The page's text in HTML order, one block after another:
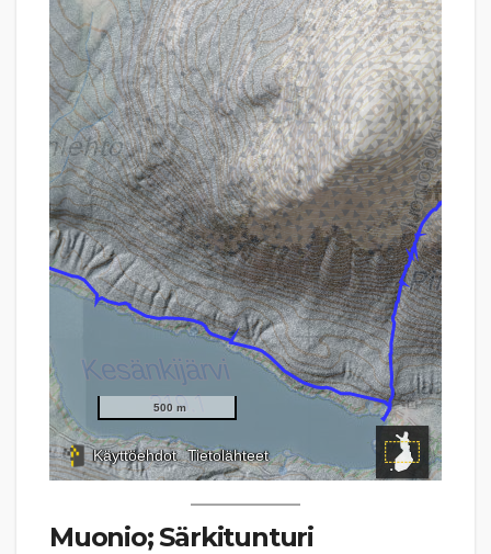
Muonio; Särkitunturi